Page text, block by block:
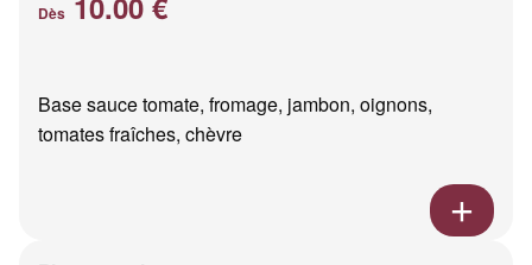
Dès
Base sauce tomate, fromage, jambon, oignons,
tomates fraîches, chèvre